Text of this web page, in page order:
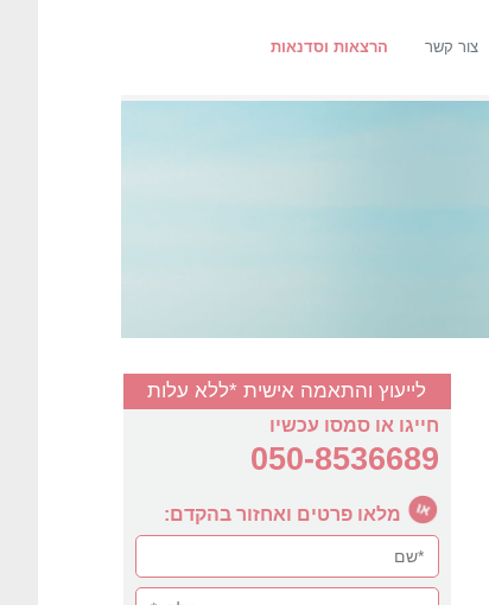
צור קשר הרצאות וסדנאות
לייעוץ והתאמה אישית *ללא עלות
חייגו או סמסו עכשיו
050-8536689
מלאו פרטים ואחזור בהקדם: